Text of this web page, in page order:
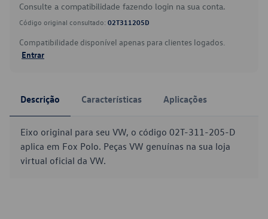
Consulte a compatibilidade fazendo login na sua conta.
Código original consultado: 02T311205D
Compatibilidade disponível apenas para clientes logados.
Entrar
Descrição Características Aplicações
Eixo original para seu VW, o código 02T-311-205-D
aplica em Fox Polo. Peças VW genuínas na sua loja
virtual oficial da VW.